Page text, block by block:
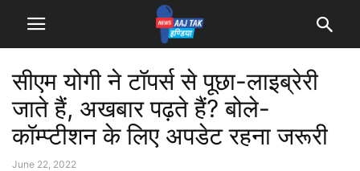
सीएम योगी ने टॉपर्स से पूछा-लाइब्रेरी
जाते हैं, अखबार पढ़ते हैं? बोले-
कॉम्प्टीशन के लिए अपडेट रहना जरूरी
June 22, 2022